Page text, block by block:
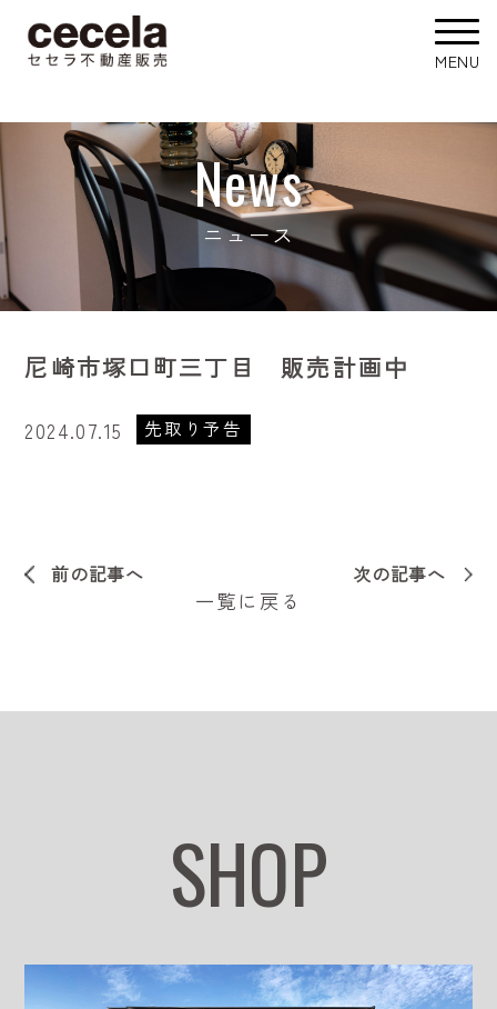
News
ニュース
尼崎市塚口町三丁目 販売計画中
2024.07.15 先取り予告
前の記事へ 次の記事へ
一覧に戻る
SHOP